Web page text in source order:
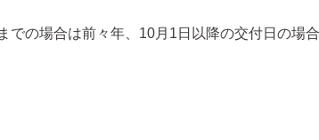
の場合は前々年、10月1日以降の交付日の場合